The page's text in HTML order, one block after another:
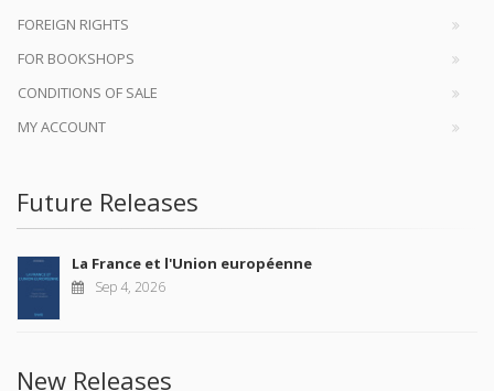
FOREIGN RIGHTS
FOR BOOKSHOPS
CONDITIONS OF SALE
MY ACCOUNT
Future Releases
La France et l'Union européenne
Sep 4, 2026
New Releases